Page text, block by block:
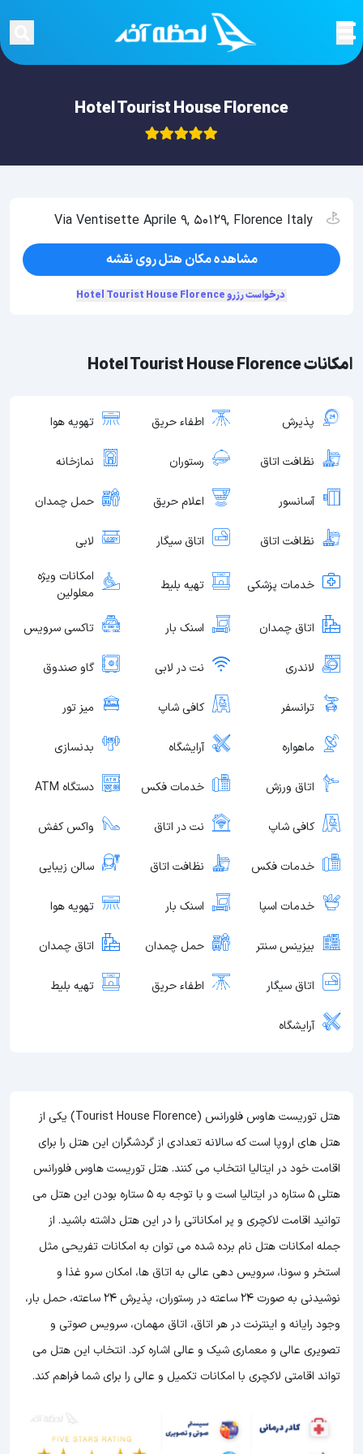
Hotel Tourist House Florence
امکانات Hotel Tourist House Florence
پذیرش اطفاء حریق تهویه هوا
نظافت اتاق رستوران نمازخانه
آسانسور اعلام حریق حمل چمدان
نظافت اتاق اتاق سیگار لابی
خدمات پزشکی تهیه بلیط
امکانات ویژه
معلولین
اتاق چمدان اسنک بار تاکسی سرویس
لاندری نت در لابی گاو صندوق
ترانسفر کافی شاپ میز تور
ماهواره آرایشگاه بدنسازی
اتاق ورزش خدمات فکس دستگاه ATM
کافی شاپ نت در اتاق واکس کفش
خدمات فکس نظافت اتاق سالن زیبایی
خدمات اسپا اسنک بار تهویه هوا
بیزینس سنتر حمل چمدان اتاق چمدان
اتاق سیگار اطفاء حریق تهیه بلیط
آرایشگاه
هتل توریست هاوس فلورانس (Tourist House Florence) یکی از
هتل های اروپا است که سالانه تعدادی از گردشگران این هتل را برای
اقامت خود در ایتالیا انتخاب می کنند. هتل توریست هاوس فلورانس
هتلی 5 ستاره در ایتالیا است و با توجه به 5 ستاره بودن این هتل
می
توانید اقامت لاکچری و پر امکاناتی را در این هتل داشته باشید. از
جمله امکانات هتل نام برده شده می توان به امکانات تفریحی مثل
استخر و سونا، سرویس دهی عالی به اتاق ها، امکان سرو غذا و
نوشیدنی به صورت 24 ساعته در رستوران، پذیرش 24 ساعته، حمل بار،
وجود رایانه و اینترنت در هر اتاق، اتاق مهمان، سرویس صوتی و
تصویری عالی و معماری شیک و عالی اشاره کرد. انتخاب این هتل می
تواند اقامتی لاکچری با امکانات تکمیل و عالی را برای شما فراهم کند.
Via Ventisette Aprile 9, 50129, Florence Italy
مشاهده مکان هتل روی نقشه
درخواست رزرو Hotel Tourist House Florence